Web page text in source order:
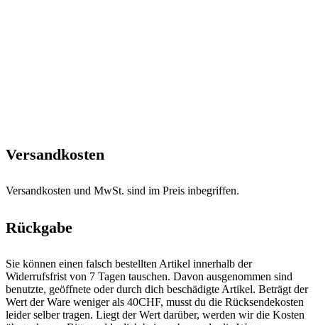
Versandkosten
Versandkosten und MwSt. sind im Preis inbegriffen.
Rückgabe
Sie können einen falsch bestellten Artikel innerhalb der
Widerrufsfrist von 7 Tagen tauschen. Davon ausgenommen sind
benutzte, geöffnete oder durch dich beschädigte Artikel. Beträgt der
Wert der Ware weniger als 40CHF, musst du die Rücksendekosten
leider selber tragen. Liegt der Wert darüber, werden wir die Kosten